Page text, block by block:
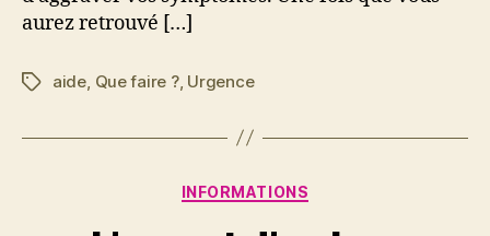
aurez retrouvé […]
Étiquettes
aide Que faire ?, Urgence
Catégories
INFORMATIONS